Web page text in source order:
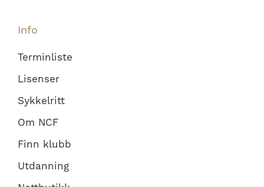
Info
Terminliste
Lisenser
Sykkelritt
Om NCF
Finn klubb
Utdanning